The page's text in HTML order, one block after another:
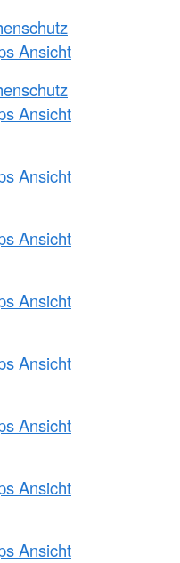
Ansicht
Ansicht
Ansicht
Ansicht
Ansicht
Ansicht
Ansicht
Ansicht
Ansicht